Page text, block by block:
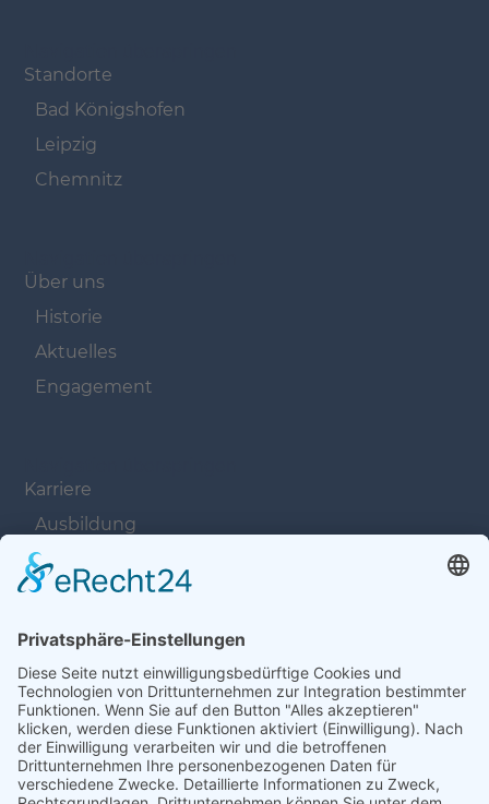
Standorte
Bad Königshofen
Leipzig
Chemnitz
Über uns
Historie
Aktuelles
Engagement
Karriere
Ausbildung
Offene Stellen
Navigation überspringen
Kontakt